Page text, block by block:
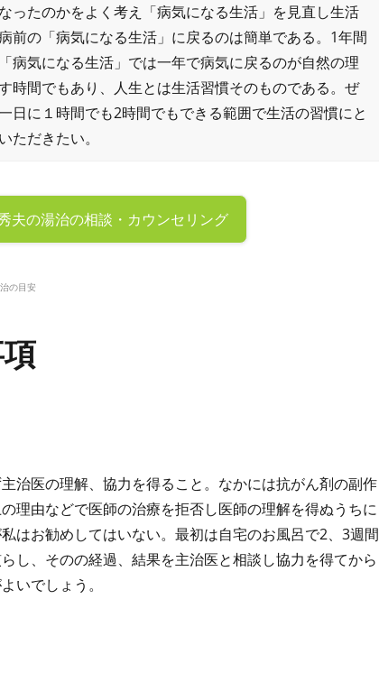
ったのかをよく考え「病気になる生活」を見直し生活
前の「病気になる生活」に戻るのは簡単である。1年間
病気になる生活」では一年で病気に戻るのが自然の理
時間でもあり、人生とは生活習慣そのものである。ぜ
日に１時間でも2時間でもできる範囲で生活の習慣にと
ただきたい。
夫の湯治の相談・カウンセリング
の目安
治医の理解、協力を得ること。なかには抗がん剤の副作
理由などで医師の治療を拒否し医師の理解を得ぬうちに
はお勧めしてはいない。最初は自宅のお風呂で2、3週間
し、そのの経過、結果を主治医と相談し協力を得てから
いでしょう。